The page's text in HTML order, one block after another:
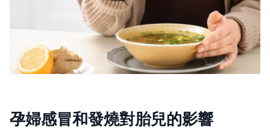
孕婦感冒和發燒對胎兒的影響